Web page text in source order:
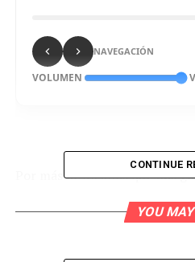
NAVEGACIÓN
VOLUMEN
Por más de 30 años que nos
de ellos han respetado la Ley
CONTINUE
YOU